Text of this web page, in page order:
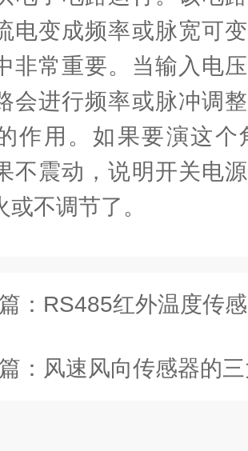
电变成频率或脉宽可
非常重要。当输入电
会进行频率或脉冲调
作用。如果要演这
不震动，说明开关电
不调节了。
： RS485红外温度传感器的
： 风速风向传感器的三